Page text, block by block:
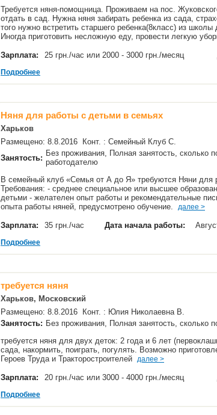
Требуется няня-помощница. Проживаем на пос.
отдать в сад. Нужна няня забирать ребенка из сада,
того нужно встретить старшего ребенка(8класс) из
Иногда приготовить несложную еду, провести легкую
Зарплата: 25 грн./час или 2000 - 3000 грн./месяц
Подробнее
Няня для работы с детьми в семьях
Харьков
Размещено: 8.8.2016 Конт. : Семейный Клуб С.
Занятость:
Без проживания, Полная занятость, сколько
работодателю
В семейный клуб «Семья от А до Я» требуются Няни для
Требования: - среднее специальное или высшее
детьми - желателен опыт работы и рекомендательные
опыта работы няней, предусмотрено обучение. далее >
Зарплата: 35 грн./час Дата начала работы:
Подробнее
требуется няня
Харьков, Московский
Размещено: 8.8.2016 Конт. : Юлия Николаевна В.
Занятость: Без проживания, Полная занятость, сколько
требуется няня для двух деток: 2 года и 6 лет
сада, накормить, поиграть, погулять. Возможно
Героев Труда и Тракторостроителей далее >
Зарплата: 20 грн./час или 3000 - 4000 грн./месяц
Подробнее